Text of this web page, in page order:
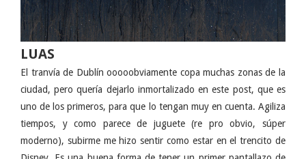
LUAS
El tranvía de Dublín ooooobviamente copa muchas zonas de la
ciudad, pero quería dejarlo inmortalizado en este post, que es
uno de los primeros, para que lo tengan muy en cuenta. Agiliza
tiempos, y como parece de juguete (re pro obvio, súper
moderno), subirme me hizo sentir como estar en el trencito de